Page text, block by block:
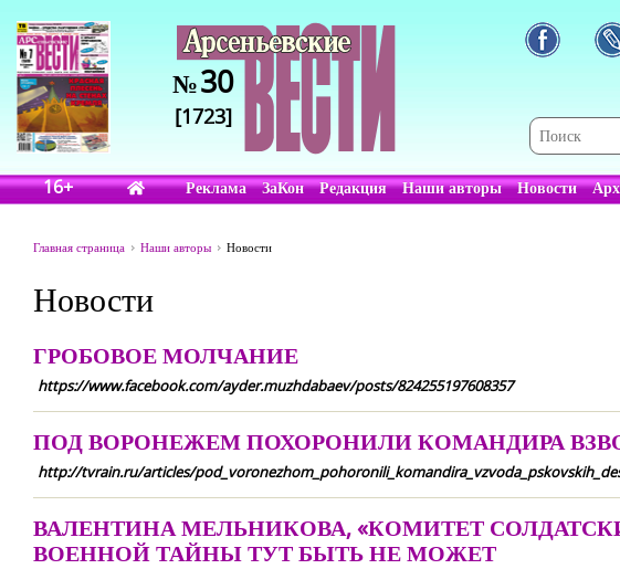
№30
[1723]
16+ Реклама ЗаКон Редакция Наши авторы Новости
Главная страница Наши авторы Новости
Новости
ГРОБОВОЕ МОЛЧАНИЕ
https://www.facebook.com/ayder.muzhdabaev/posts/824255197608357
ПОД ВОРОНЕЖЕМ ПОХОРОНИЛИ КОМАНДИРА
http://tvrain.ru/articles/
ВАЛЕНТИНА МЕЛЬНИКОВА, «КОМИТЕТ
ВОЕННОЙ ТАЙНЫ ТУТ БЫТЬ НЕ МОЖЕТ